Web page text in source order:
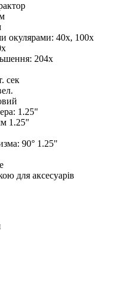
окулярами: 40x, 100x
204x
сек
1.25"
1.25"
90° 1.25"
для аксесуарів